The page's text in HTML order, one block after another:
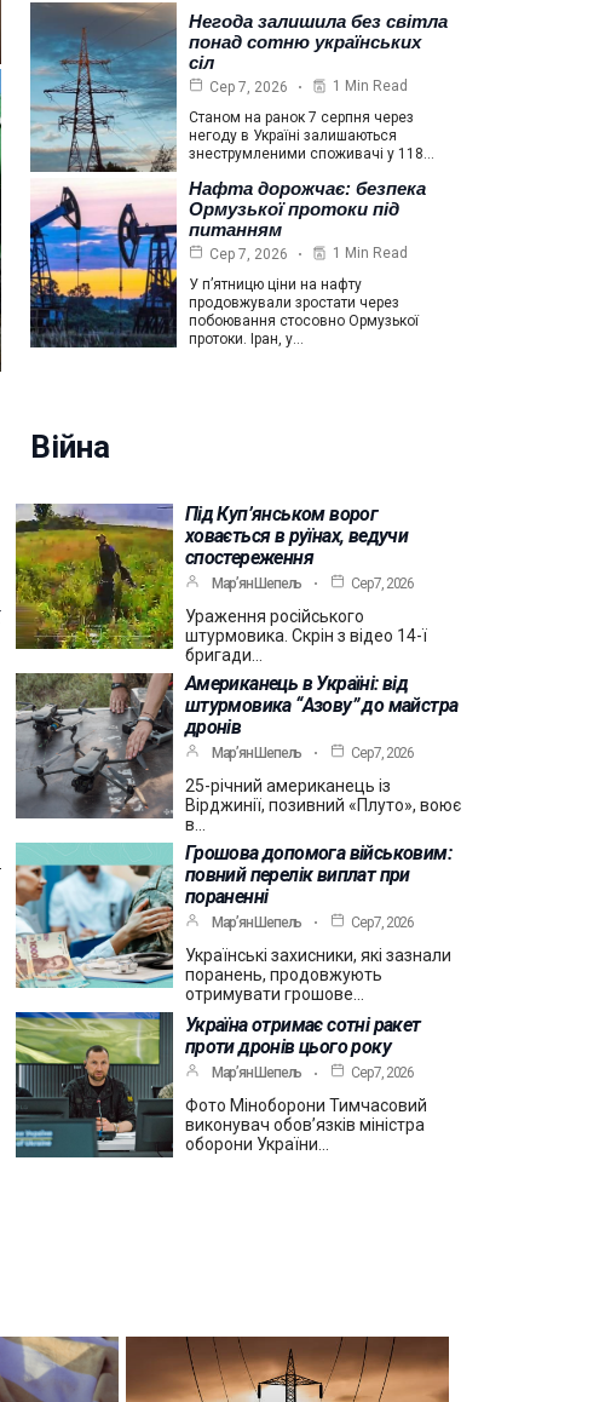
Негода залишила без світла
понад сотню українських
сіл
Сер 7, 2026
1 Min Read
Станом на ранок 7 серпня через
негоду в Україні залишаються
знеструмленими споживачі у 118…
Нафта дорожчає: безпека
Ормузької протоки під
питанням
Сер 7, 2026
1 Min Read
У п’ятницю ціни на нафту
продовжували зростати через
побоювання стосовно Ормузької
протоки. Іран, у…
Війна
Під Куп’янськом ворог
ховається в руїнах, ведучи
спостереження
Мар’ян Шепель Сер 7, 2026
Ураження російського
штурмовика. Скрін з відео 14-ї
бригади…
Американець в Україні: від
штурмовика “Азову” до майстра
дронів
Мар’ян Шепель Сер 7, 2026
25-річний американець із
Вірджинії, позивний «Плуто», воює
в…
Грошова допомога військовим:
повний перелік виплат при
пораненні
Мар’ян Шепель Сер 7, 2026
Українські захисники, які зазнали
поранень, продовжують
отримувати грошове…
Україна отримає сотні ракет
проти дронів цього року
Мар’ян Шепель Сер 7, 2026
Фото Міноборони Тимчасовий
виконувач обов’язків міністра
оборони України…